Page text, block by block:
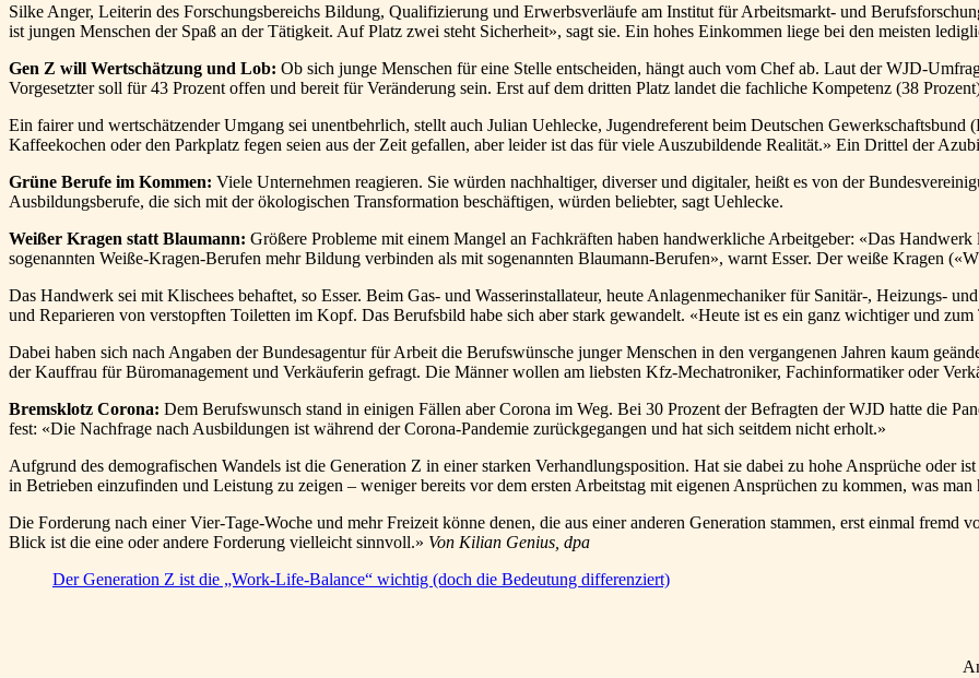
Silke Anger, Leiterin des Forschungsbereichs Bildung, Qualifizierung und Erwerbsverläufe am Institut für Arbeitsmarkt- und
ist jungen Menschen der Spaß an der Tätigkeit. Auf Platz zwei steht Sicherheit», sagt sie. Ein hohes Einkommen liege bei den meisten
Gen Z will Wertschätzung und Lob: Ob sich junge Menschen für eine Stelle entscheiden, hängt auch vom Chef ab. Laut der WJD-
Vorgesetzter soll für 43 Prozent offen und bereit für Veränderung sein. Erst auf dem dritten Platz landet die fachliche Kompetenz (38
Ein fairer und wertschätzender Umgang sei unentbehrlich, stellt auch Julian Uehlecke, Jugendreferent beim Deutschen
Kaffeekochen oder den Parkplatz fegen seien aus der Zeit gefallen, aber leider ist das für viele Auszubildende Realität.» Ein Drittel der
Grüne Berufe im Kommen: Viele Unternehmen reagieren. Sie würden nachhaltiger, diverser und digitaler, heißt es von der
Ausbildungsberufe, die sich mit der ökologischen Transformation beschäftigen, würden beliebter, sagt Uehlecke.
Weißer Kragen statt Blaumann: Größere Probleme mit einem Mangel an Fachkräften haben handwerkliche Arbeitgeber: «Das
sogenannten Weiße-Kragen-Berufen mehr Bildung verbinden als mit sogenannten Blaumann-Berufen», warnt Esser. Der weiße Kragen
Das Handwerk sei mit Klischees behaftet, so Esser. Beim Gas- und Wasserinstallateur, heute Anlagenmechaniker für Sanitär-, Heizungs-
und Reparieren von verstopften Toiletten im Kopf. Das Berufsbild habe sich aber stark gewandelt. «Heute ist es ein ganz wichtiger und
Dabei haben sich nach Angaben der Bundesagentur für Arbeit die Berufswünsche junger Menschen in den vergangenen Jahren kaum
der Kauffrau für Büromanagement und Verkäuferin gefragt. Die Männer wollen am liebsten Kfz-Mechatroniker, Fachinformatiker oder
Bremsklotz Corona: Dem Berufswunsch stand in einigen Fällen aber Corona im Weg. Bei 30 Prozent der Befragten der WJD hatte die
fest: «Die Nachfrage nach Ausbildungen ist während der Corona-Pandemie zurückgegangen und hat sich seitdem nicht erholt.»
Aufgrund des demografischen Wandels ist die Generation Z in einer starken Verhandlungsposition. Hat sie dabei zu hohe Ansprüche oder
in Betrieben einzufinden und Leistung zu zeigen – weniger bereits vor dem ersten Arbeitstag mit eigenen Ansprüchen zu kommen, was man
Die Forderung nach einer Vier-Tage-Woche und mehr Freizeit könne denen, die aus einer anderen Generation stammen, erst einmal
Blick ist die eine oder andere Forderung vielleicht sinnvoll.» Von Kilian Genius, dpa
Der Generation Z ist die „Work-Life-Balance“ wichtig (doch die Bedeutung differenziert)